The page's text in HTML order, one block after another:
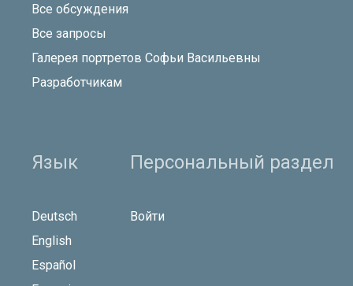
Все обсуждения
Все запросы
Галерея портретов Софьи Васильевны
Разработчикам
Язык
Deutsch
English
Español
Персональный раздел
Войти